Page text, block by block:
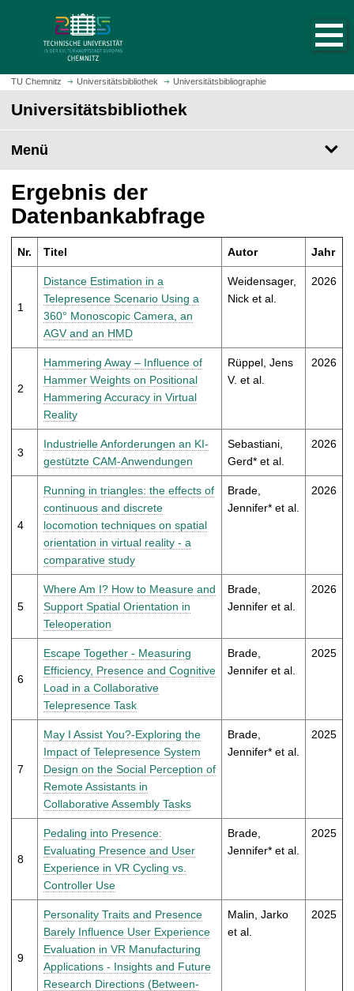
z
m
t
e
i
t
u
f
u
f
TU Chemnitz Universitätsbibliothek Universitätsbibliographie
Universitätsbibliothek
Menü
Ergebnis der
Datenbankabfrage
Nr. Titel Autor Jahr
1
Distance Estimation in a
Telepresence Scenario Using a
360° Monoscopic Camera, an
AGV and an HMD
Weidensager,
Nick et al.
2026
2
Hammering Away – Influence of
Hammer Weights on Positional
Hammering Accuracy in Virtual
Reality
Rüppel, Jens
V. et al.
2026
3
Industrielle Anforderungen an KI-
gestützte CAM-Anwendungen
Sebastiani,
Gerd* et al.
2026
4
Running in triangles: the effects of
continuous and discrete
locomotion techniques on spatial
orientation in virtual reality - a
comparative study
Brade,
Jennifer* et al.
2026
5
Where Am I? How to Measure and
Support Spatial Orientation in
Teleoperation
Brade,
Jennifer et al.
2026
6
Escape Together - Measuring
Efficiency, Presence and Cognitive
Load in a Collaborative
Telepresence Task
Brade,
Jennifer et al.
2025
7
May I Assist You?-Exploring the
Impact of Telepresence System
Design on the Social Perception of
Remote Assistants in
Collaborative Assembly Tasks
Brade,
Jennifer* et al.
2025
8
Pedaling into Presence:
Evaluating Presence and User
Experience in VR Cycling vs.
Controller Use
Brade,
Jennifer* et al.
2025
9
Personality Traits and Presence
Barely Influence User Experience
Evaluation in VR Manufacturing
Applications - Insights and Future
Research Directions (Between-
Malin, Jarko
et al.
2025